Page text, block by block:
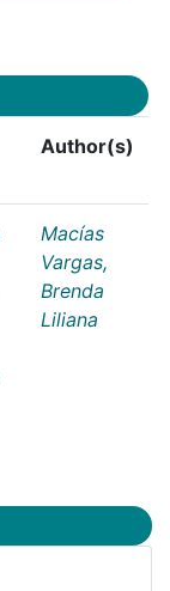
Author(s)
Macías
Vargas,
Brenda
Liliana